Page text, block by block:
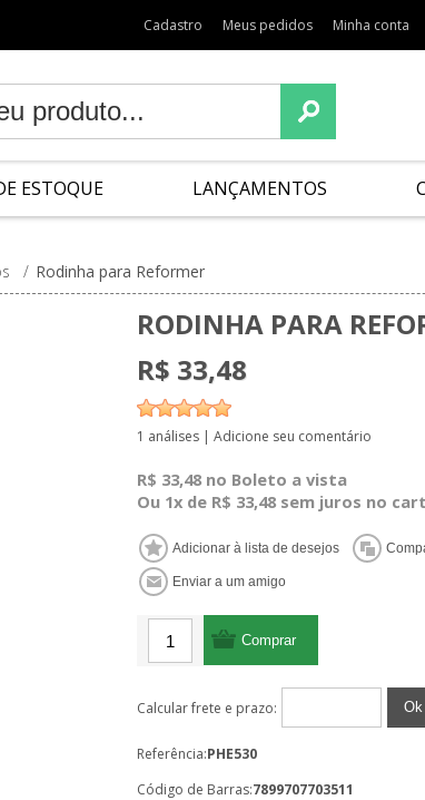
Cadastro Meus pedidos Minha conta
ESTOQUE LANÇAMENTOS
/ Rodinha para Reformer
RODINHA PARA
R$ 33,48
1 análises | Adicione seu comentário
R$ 33,48 no Boleto a vista
Ou 1x de R$ 33,48 sem juros no
Calcular frete e prazo: Ok
Referência:PHE530
Código de Barras:7899707703511